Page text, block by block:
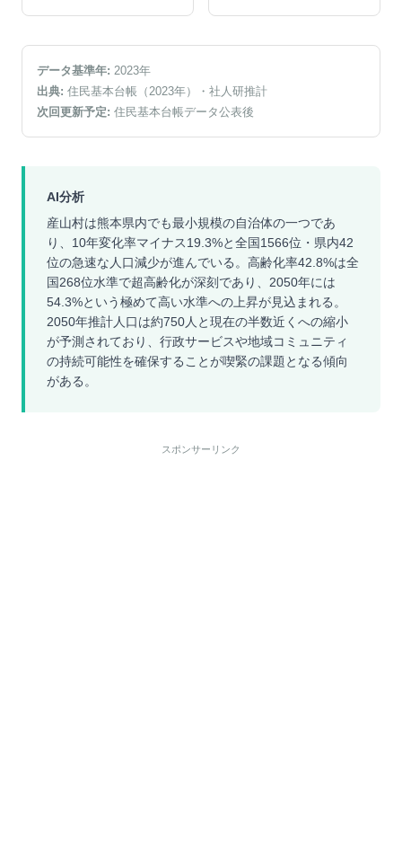
データ基準年: 2023年
出典: 住民基本台帳（2023年）
・社人研推計
次回更新予定: 住民基本台帳データ公表後
AI分析
産山村は熊本県内でも最小規模の自治体の一つであ
り、10年変化率マイナス19.3%と全国1566位・県内42
位の急速な人口減少が進んでいる。高齢化率42.8%は全
国268位水準で超高齢化が深刻であり、2050年には
54.3%という極めて高い水準への上昇が見込まれる。
2050年推計人口は約750人と現在の半数近くへの縮小
が予測されており、行政サービスや地域コミュニティ
の持続可能性を確保することが喫緊の課題となる傾向
がある。
スポンサーリンク